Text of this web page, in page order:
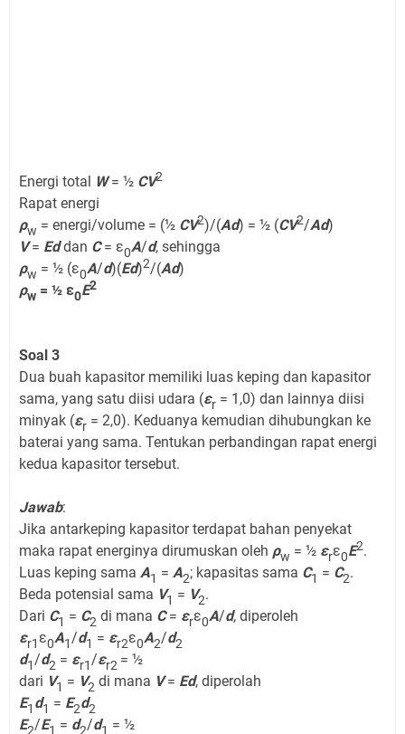
Energi total W= ½ CV2
Rapat energi
ρw = energi/volume = (½ CV2)/(Ad) = ½ (CV2/Ad)
V= Eddan C= ε0A/d, sehingga
ρw = ½ (ε0A/d)(Ed)2/(Ad)
ρw = ½ ε0E2
Soal 3
Dua buah kapasitor memiliki luas keping dan kapasitor
sama, yang satu diisi udara (εr = 1,0) dan lainnya diisi
minyak (εr = 2,0). Keduanya kemudian dihubungkan ke
baterai yang sama. Tentukan perbandingan rapat energi
kedua kapasitor tersebut.
Jawab:
Jika antarkeping kapasitor terdapat bahan penyekat
maka rapat energinya dirumuskan oleh ρw = ½ εrε0E2.
Luas keping sama A1 = A2; kapasitas sama C1 = C2.
Beda potensial sama V1 = V2.
Dari C1 = C2 di mana C= εrε0A/d, diperoleh
εr1ε0A1/d1 = εr2ε0A2/d2
d1/d2 = εr1/εr2 = ½
dari V1 = V2 di mana V= Ed, diperolah
E1 d1 = E2d2
E2/E1 = d2/d1 = ½